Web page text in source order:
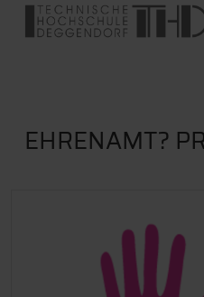
EHRENAMT?